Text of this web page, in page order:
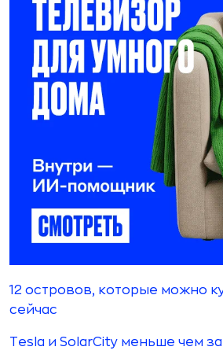
12 островов, которые можно
сейчас
Tesla и SolarCity меньше чем